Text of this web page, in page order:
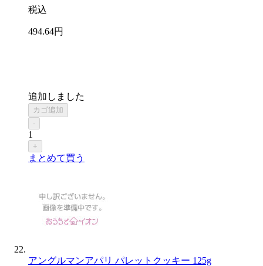
税込
494.64円
追加しました
カゴ追加
-
1
+
まとめて買う
アングルマンアパリ パレットクッキー 125g